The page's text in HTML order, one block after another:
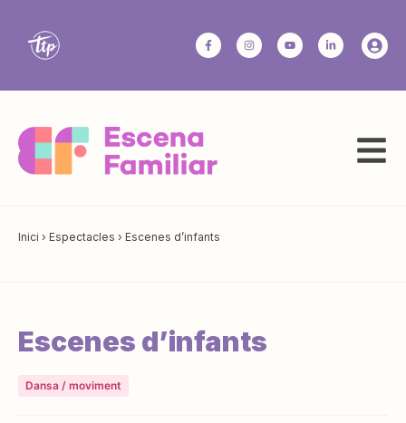
Inici › Espectacles › Escenes d’infants
Escenes d’infants
Dansa / moviment